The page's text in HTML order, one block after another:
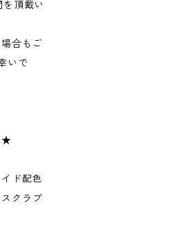
頂戴い
合もご
いで
ド配色
クラブ